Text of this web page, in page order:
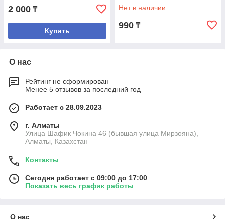
2 000 ₸
Купить
Нет в наличии
990 ₸
О нас
Рейтинг не сформирован
Менее 5 отзывов за последний год
Работает с 28.09.2023
г. Алматы
Улица Шафик Чокина 46 (бывшая улица Мирзояна),
Алматы, Казахстан
Контакты
Сегодня работает с 09:00 до 17:00
Показать весь график работы
О нас